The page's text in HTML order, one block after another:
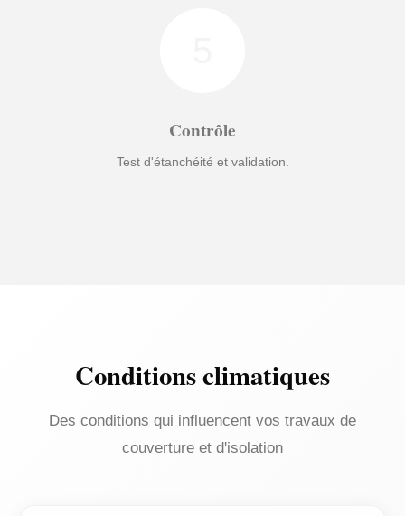
Contrôle
Test d'étanchéité et validation.
Conditions climatiques
Des conditions qui influencent vos travaux de
couverture et d'isolation